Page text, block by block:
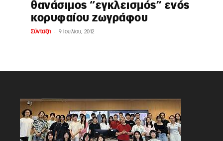
θανάσιμος “εγκλεισμός” ενός
κορυφαίου ζωγράφου
Σύνταξη - 9 Ιουλίου, 2012